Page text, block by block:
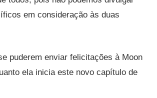
em consideração às duas
puderem enviar felicitações à Moon
ela inicia este novo capítulo de